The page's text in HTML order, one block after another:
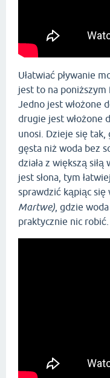
Ułatwiać pływanie
jest to na poniższym
Jedno jest włożone
drugie jest włożone
unosi. Dzieje się tak,
gęsta niż woda bez
działa z większą
jest słona, tym
sprawdzić kąpiąc się
Martwe) , gdzie
praktycznie nic robić.